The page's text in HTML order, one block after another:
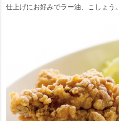
仕上げにお好みでラー油、こしょう。